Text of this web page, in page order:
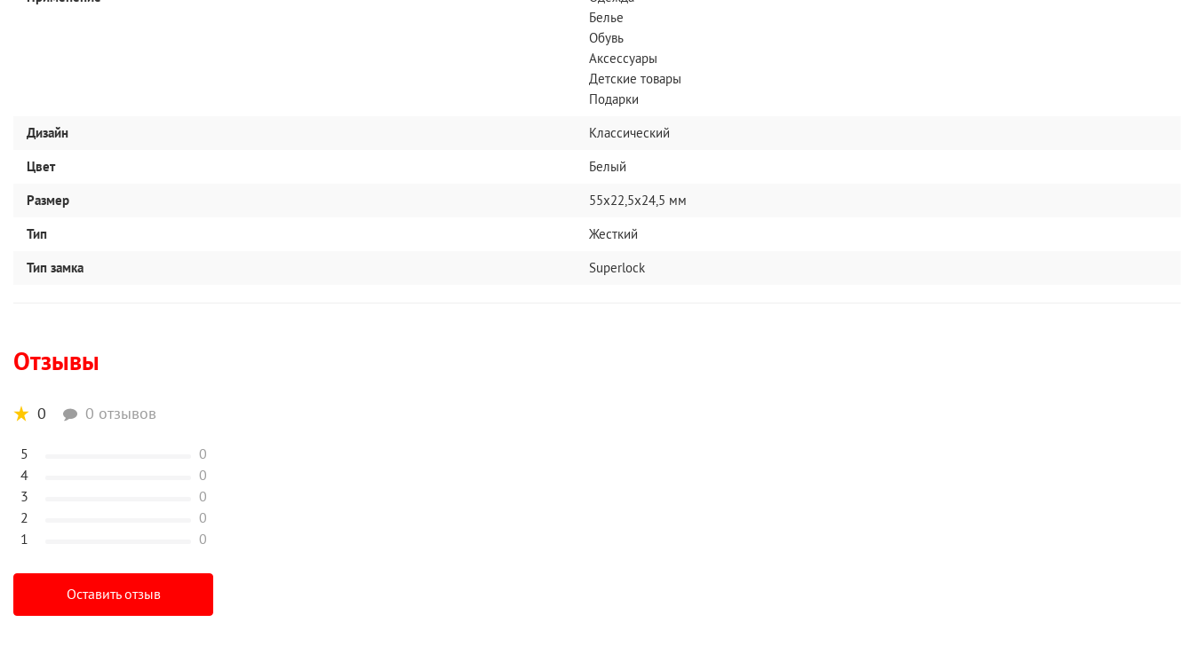
Белье
Обувь
Аксессуары
Детские товары
Подарки
Дизайн
Классический
Цвет
Белый
Размер
55х22,5х24,5 мм
Тип
Жесткий
Тип замка
Superlock
Отзывы
0 0 отзывов
5
0
4
0
3
0
2
0
1
0
Оставить отзыв